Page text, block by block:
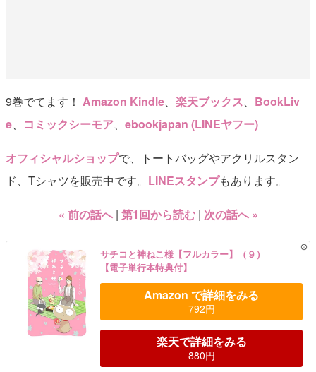
9巻でてます！ Amazon Kindle、 楽天ブックス、 BookLiv
e、 コミックシーモア、 ebookjapan (LINEヤフー)
オフィシャルショップで、トートバッグやアクリルスタン
ド、Tシャツを販売中です。 LINEスタンプもあります。
« 前の話へ 第1回から読む 次の話へ »
サチコと神ねこ様【フルカラー】（９）
【電子単行本特典付】
Amazon で詳細をみる
792円
楽天で詳細をみる
880円